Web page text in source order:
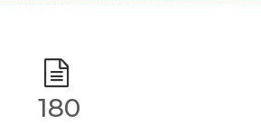
180